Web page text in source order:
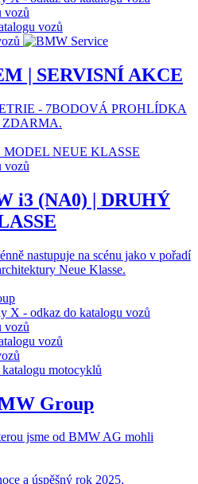
| SERVISNÍ AKCE
- 7BODOVÁ PROHLÍDKA
i3 (NA0) | DRUHÝ
nastupuje na scénu jako v pořadí
Neue Klasse.
Group
jsme od BMW AG mohli